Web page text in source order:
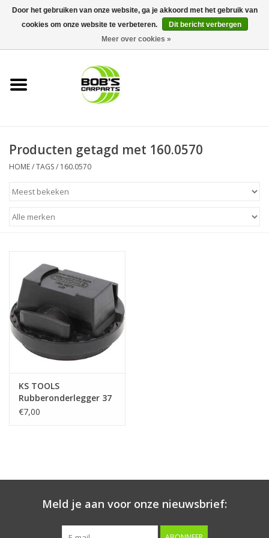
0 Artikelen - €0,00
KS TOOLS
Next Gereedschapswagens
Opbergsystemen
Starten & laden
Diagnose & meten
Handgereedschap
Luchtgereedschap
Producten getagd met 160.0570
HOME/TAGS/ 160.0570
KS TOOLS
Rubberonderlegger 37
voor Mercedes -
€7,00
Meld je aan voor onze nieuwsbrief:
Door het gebruiken van onze website, ga je akkoord met het gebruik van
cookies om onze website te verbeteren.
Dit bericht verbergen
Meer over cookies »